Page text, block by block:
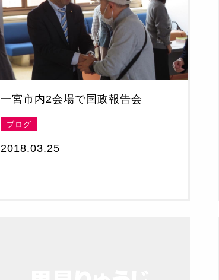
一宮市内2会場で国政報告会
ブログ
2018.03.25